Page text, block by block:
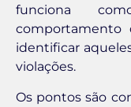
funciona
comportamento
identificar
violações.
Os pontos são